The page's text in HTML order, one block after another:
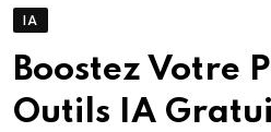
IA
Boostez Votre
Outils IA